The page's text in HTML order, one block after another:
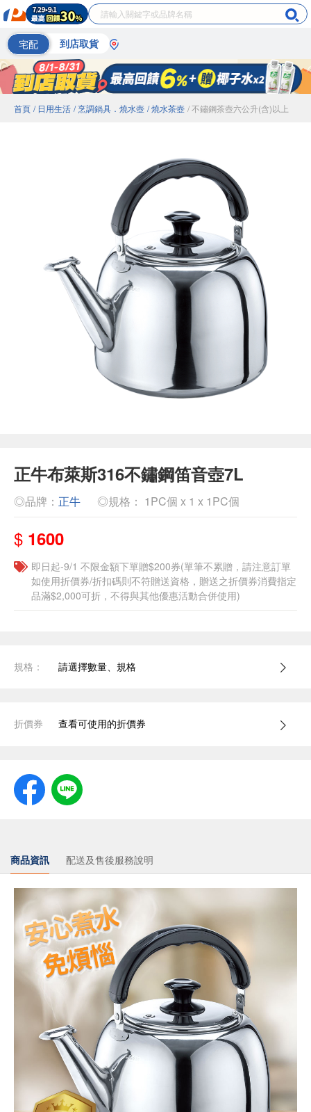
宅配 到店取貨
首頁 / 日用生活 / 烹調鍋具．燒水壺 / 燒水茶壺 / 不鏽鋼茶壺六公升(含)以上
正牛布萊斯316不鏽鋼笛音壺7L
◎品牌： 正牛 ◎規格： 1PC個 x 1 x 1PC個
$ 1600
即日起-9/1 不限金額下單贈$200券(單筆不累贈，請注意訂單
如使用折價券/折扣碼則不符贈送資格，贈送之折價券消費指定
品滿$2,000可折，不得與其他優惠活動合併使用)
規格： 請選擇數量、規格
折價券 查看可使用的折價券
商品資訊 配送及售後服務說明